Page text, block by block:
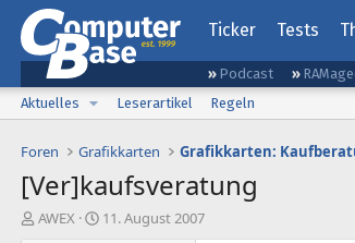
Ticker Tests
Podcast
Aktuelles
Leserartikel Regeln
Foren Grafikkarten Grafikkarten:
[Ver]kaufsveratung
E
AWEX
E11. August 2007